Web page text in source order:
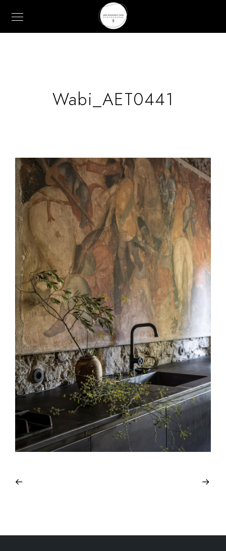
Wabi_AET0441